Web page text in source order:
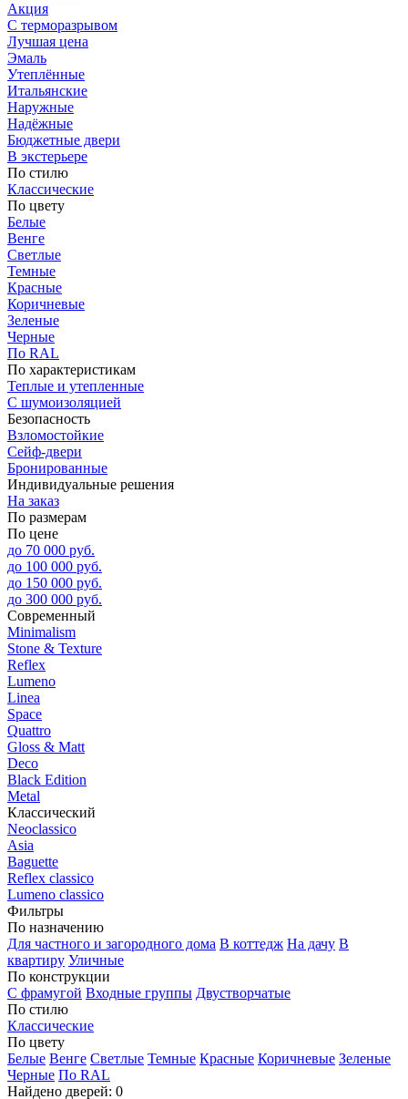
Акция
С терморазрывом
Лучшая цена
Эмаль
Утеплённые
Итальянские
Наружные
Надёжные
Бюджетные двери
В экстерьере
По стилю
Классические
По цвету
Белые
Венге
Светлые
Темные
Красные
Коричневые
Зеленые
Черные
По RAL
По характеристикам
Теплые и утепленные
С шумоизоляцией
Безопасность
Взломостойкие
Сейф-двери
Бронированные
Индивидуальные решения
На заказ
По размерам
По цене
до 70 000 руб.
до 100 000 руб.
до 150 000 руб.
до 300 000 руб.
Современный
Minimalism
Stone & Texture
Reflex
Lumeno
Linea
Space
Quattro
Gloss & Matt
Deco
Black Edition
Metal
Классический
Neoclassico
Asia
Baguette
Reflex classico
Lumeno classico
Фильтры
По назначению
Для частного и загородного дома В коттедж На дачу В
квартиру Уличные
По конструкции
С фрамугой Входные группы Двустворчатые
По стилю
Классические
По цвету
Белые Венге Светлые Темные Красные Коричневые Зеленые
Черные По RAL
Найдено дверей: 0